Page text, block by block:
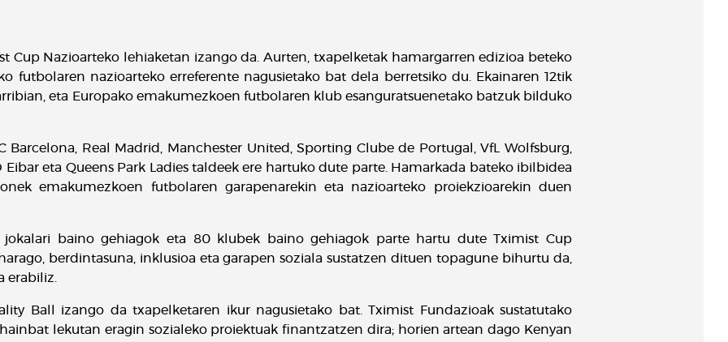
Cup Nazioarteko lehiaketan izango da. Aurten, txapelketak hamargarren edizioa beteko
futbolaren nazioarteko erreferente nagusietako bat dela berretsiko du. Ekainaren 12tik
eta Europako emakumezkoen futbolaren klub esanguratsuenetako batzuk bilduko
Barcelona, Real Madrid, Manchester United, Sporting Clube de Portugal, VfL Wolfsburg,
Eibar eta Queens Park Ladies taldeek ere hartuko dute parte. Hamarkada bateko ibilbidea
emakumezkoen futbolaren garapenarekin eta nazioarteko proiekzioarekin duen
baino gehiagok eta 80 klubek baino gehiagok parte hartu dute Tximist Cup
berdintasuna, inklusioa eta garapen soziala sustatzen dituen topagune bihurtu da,
erabiliz.
Ball izango da txapelketaren ikur nagusietako bat. Tximist Fundazioak sustatutako
lekutan eragin sozialeko proiektuak finantzatzen dira; horien artean dago Kenyan